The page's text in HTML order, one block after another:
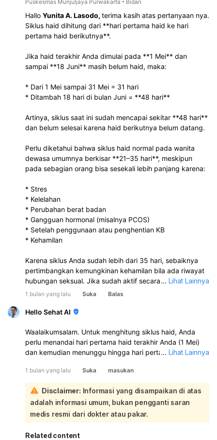
Puskesmas Munjuljaya Purwakarta Bidan
Hallo Yunita A. Lasodo, terima kasih atas pertanyaan nya.
Siklus haid dihitung dari **hari pertama haid ke hari
pertama haid berikutnya**.
Jika haid terakhir Anda dimulai pada **1 Mei** dan
sampai **18 Juni** masih belum haid, maka:
* Dari 1 Mei sampai 31 Mei = 31 hari
* Ditambah 18 hari di bulan Juni = **48 hari**
Artinya, siklus saat ini sudah mencapai sekitar **48 hari**
dan belum selesai karena haid berikutnya belum datang.
Perlu diketahui bahwa siklus haid normal pada wanita
dewasa umumnya berkisar **21–35 hari**, meskipun
pada sebagian orang bisa sesekali lebih panjang karena:
* Stres
* Kelelahan
* Perubahan berat badan
* Gangguan hormonal (misalnya PCOS)
* Setelah penggunaan atau penghentian KB
* Kehamilan
Karena siklus Anda sudah lebih dari 35 hari, sebaiknya
pertimbangkan kemungkinan kehamilan bila ada riwayat
hubungan seksual. Jika sudah aktif secara seksual,
lakukan tes kehamilan dengan test pack menggunakan
... Lihat Lainnya
1 bulan yang lalu Suka Balas
Hello Sehat AI
Waalaikumsalam. Untuk menghitung siklus haid, Anda
perlu menandai hari pertama haid terakhir Anda (1 Mei)
dan kemudian menunggu hingga hari pertama haid Anda
haid hingga hari pertama haid berikutnya:
Karena Anda belum mengalami haid di bulan Juni ini,
Anda belum bisa menghitung panjang siklus haid Anda
saat ini. Siklus menstruasi normal umumnya berkisar
antara 21 hingga 35 hari. Jika haid Anda belum datang
hingga melewati rentang waktu tersebut dari tanggal 1
Mei, maka siklus Anda bisa dikatakan lebih panjang dari
... Lihat Lainnya
1 bulan yang lalu Suka masukan
Disclaimer: Informasi yang disampaikan di atas
adalah informasi umum, bukan pengganti saran
medis resmi dari dokter atau pakar.
Related content